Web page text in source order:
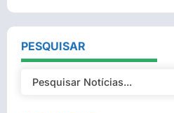
PESQUISAR